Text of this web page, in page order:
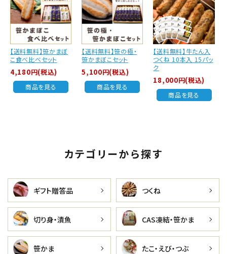
【送料無料】笹かまぼ
こ食べ比べセット
4,180円(税込)
商品を見る
【送料無料】笹の極・
笹かまぼこセット
5,100円(税込)
商品を見る
【送料無料】牛たん入
つくね 10本入 15パッ
ク
18,000円(税込)
商品を見る
カテゴリーから探す
ギフト贈答品 つくね
切り身・漬魚 CAS凍結・笹かま
笹かま たこ・えび・つぶ